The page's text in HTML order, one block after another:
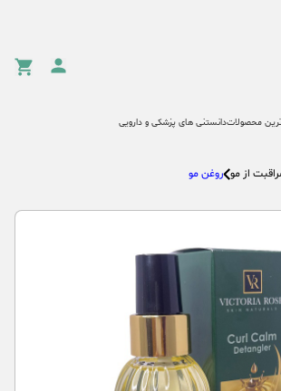
محصولاتدانستنی های پزشکی و دارویی
از مو روغن مو